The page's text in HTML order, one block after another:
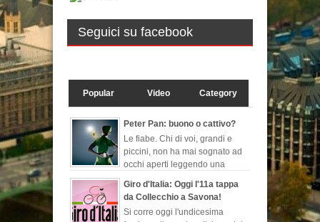
Seguici su facebook
Popular Video Category
Peter Pan: buono o cattivo?
Le fiabe. Chi di voi, grandi e
piccini, non ha mai sognato ad
occhi aperti leggendo una
evadere dalla realtà, ch...
Giro d'Italia: Oggi l'11a tappa
da Collecchio a Savona!
Si corre oggi l'undicesima